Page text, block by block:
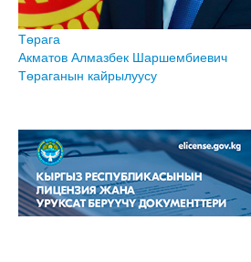
Төрага
Акматов Алмазбек Шаршембиевич
Төраганын кайрылуусу